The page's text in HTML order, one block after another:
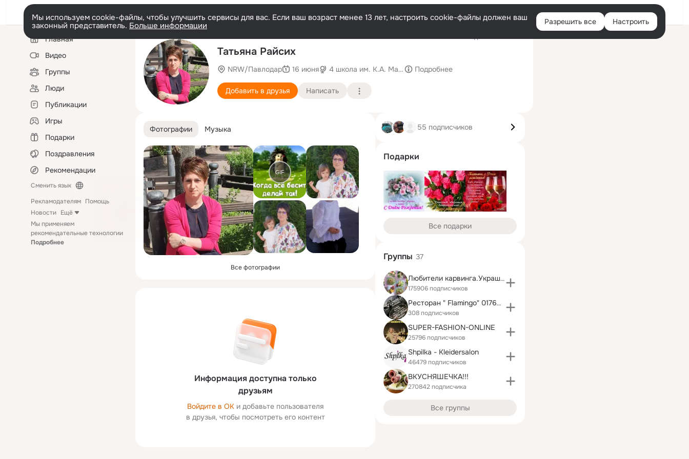
Войти
Мы используем cookie-файлы, чтобы улучшить сервисы для вас. Если ваш возраст менее 13 лет, настроить cookie-файлы должен ваш
законный представитель. Больше информации Разрешить все Настроить
Левая
колонкаГлавная
Видео
Группы
Люди
Публикации
Игры
Подарки
Поздравления
Рекомендации
Сменить язык
Рекламодателям Помощь
Новости Ещё
Мы применяем
рекомендательные технологии
Подробнее
Татьяна Райсих
NRW/Павлодар 16 июня 4 школа им. К.А. МакпалееваПодробнее
Добавить в друзья Написать
Фотографии Музыка
GIF
Все фотографии
Информация доступна только
друзьям
Войдите в ОК и добавьте пользователя
в друзья, чтобы посмотреть его контент
55 подписчиков
Подарки
Все подарки
Группы 37
Любители карвинга.Украшение стола -это искусство.
175906 подписчиков
Ресторан " Flamingo" 017621326278
308 подписчиков
SUPER-FASHION-ONLINE
25796 подписчиков
Shpilka - Kleidersalon
46479 подписчиков
ВКУСНЯШЕЧКА!!!
270842 подписчика
Все группы